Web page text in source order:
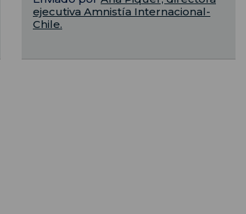
ejecutiva Amnistía Internacional-
Chile.